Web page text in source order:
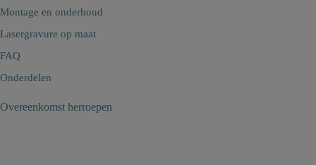
Montage en onderhoud
Lasergravure op maat
FAQ
Onderdelen
Overeenkomst herroepen